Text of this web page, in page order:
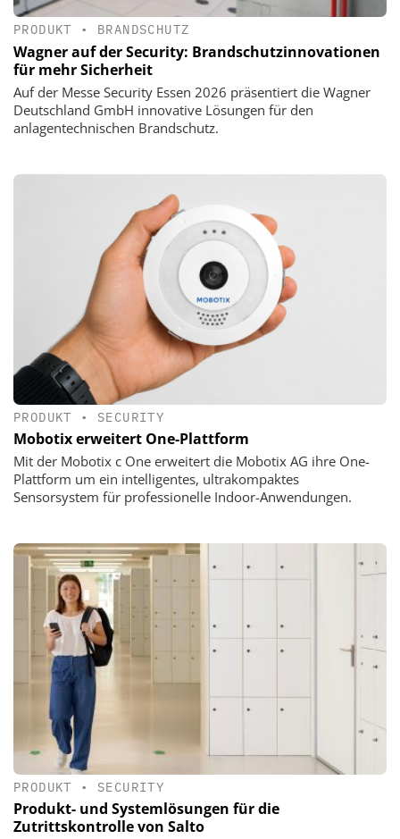
PRODUKT • BRANDSCHUTZ
Wagner auf der Security: Brandschutzinnovationen
für mehr Sicherheit
Auf der Messe Security Essen 2026 präsentiert die Wagner
Deutschland GmbH innovative Lösungen für den
anlagentechnischen Brandschutz.
PRODUKT • SECURITY
Mobotix erweitert One-Plattform
Mit der Mobotix c One erweitert die Mobotix AG ihre One-
Plattform um ein intelligentes, ultrakompaktes
Sensorsystem für professionelle Indoor-Anwendungen.
PRODUKT • SECURITY
Produkt- und Systemlösungen für die
Zutrittskontrolle von Salto